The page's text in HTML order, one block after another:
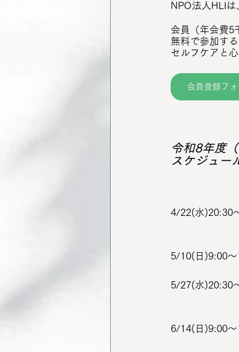
NPO法人HLIは
会員（年会費5
無料で参加す
セルフケアと
会員登録フォ
令和8年度
スケジュー
4/22(水)20:30
5/10(日)9:00〜
5/27(水)20:30
6/14(日)9:00〜